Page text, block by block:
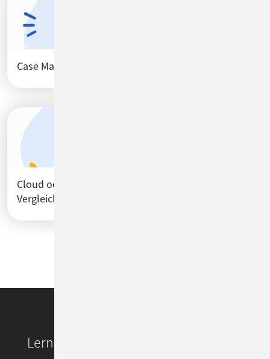
Case Management erklärt
Cloud oder On-Premises? Betriebsmodell-
Vergleich
Lernen Sie